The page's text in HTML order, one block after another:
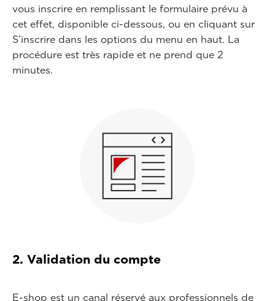
vous inscrire en remplissant le formulaire prévu à
cet effet, disponible ci-dessous, ou en cliquant sur
S’inscrire dans les options du menu en haut. La
procédure est très rapide et ne prend que 2
minutes.
2. Validation du compte
E-shop est un canal réservé aux professionnels de